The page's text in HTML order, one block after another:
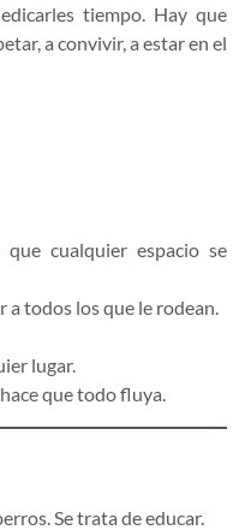
tiempo. Hay que
a convivir, a estar en el
cualquier espacio se
a todos los que le rodean.
lugar.
que todo fluya.
Se trata de educar.